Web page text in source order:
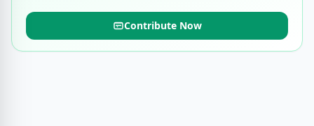
Contribute Now